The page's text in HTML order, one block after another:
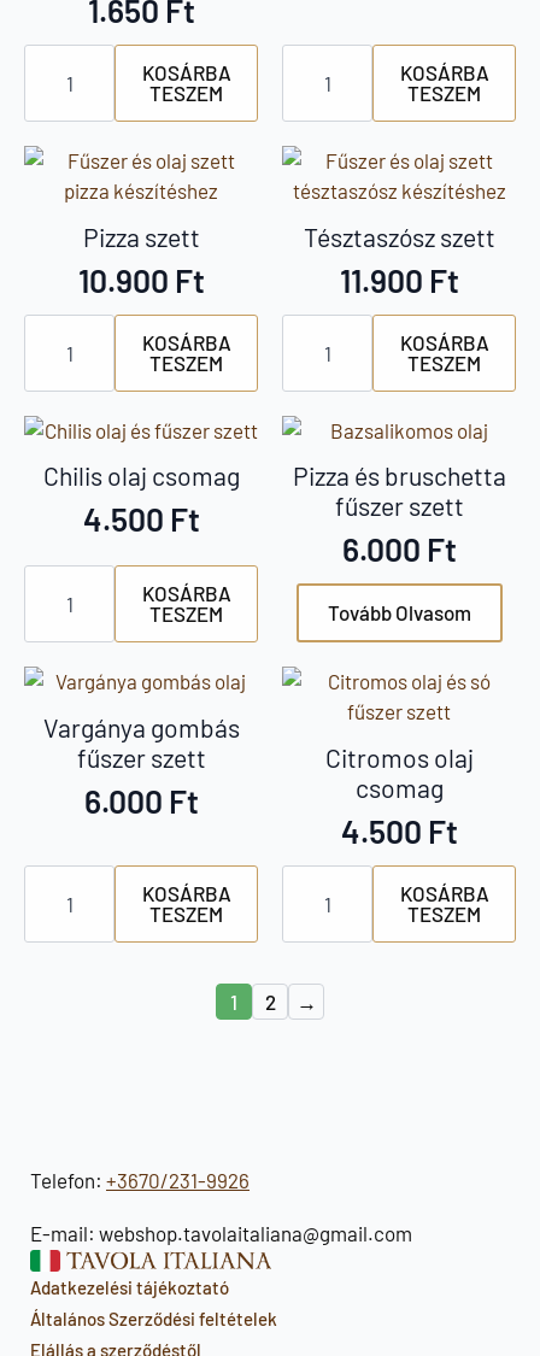
1.650 Ft
Collitali
puttanesca
fűszerkeverék
40g
KOSÁRBA
TESZEM
Citromos
fűszer
mennyiség
KOSÁRBA
TESZEM
Pizza szett
10.900 Ft
Pizza
mennyiség
KOSÁRBA
TESZEM
Tésztaszósz szett
11.900 Ft
Tésztaszósz
mennyiség
KOSÁRBA
TESZEM
Chilis olaj csomag
4.500 Ft
Chilis
csomag
mennyiség
KOSÁRBA
TESZEM
Pizza és bruschetta
fűszer szett
6.000 Ft
Tovább Olvasom
Vargánya gombás
fűszer szett
6.000 Ft
Vargánya
gombás
fűszer
szett
KOSÁRBA
TESZEM
Citromos olaj
csomag
4.500 Ft
Citromos
csomag
mennyiség
KOSÁRBA
TESZEM
1 2 →
Telefon: +3670/231-9926
E-mail: webshop.tavolaitaliana@gmail.com
Adatkezelési tájékoztató
Általános Szerződési feltételek
Elállás a szerződéstől